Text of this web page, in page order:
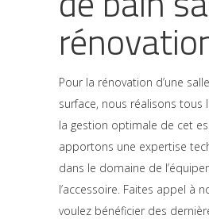
Pour la rénovation d’une
surface, nous réalisons tous
la gestion optimale de cet
apportons une expertise
dans le domaine de
l’accessoire. Faites appel à
voulez bénéficier des